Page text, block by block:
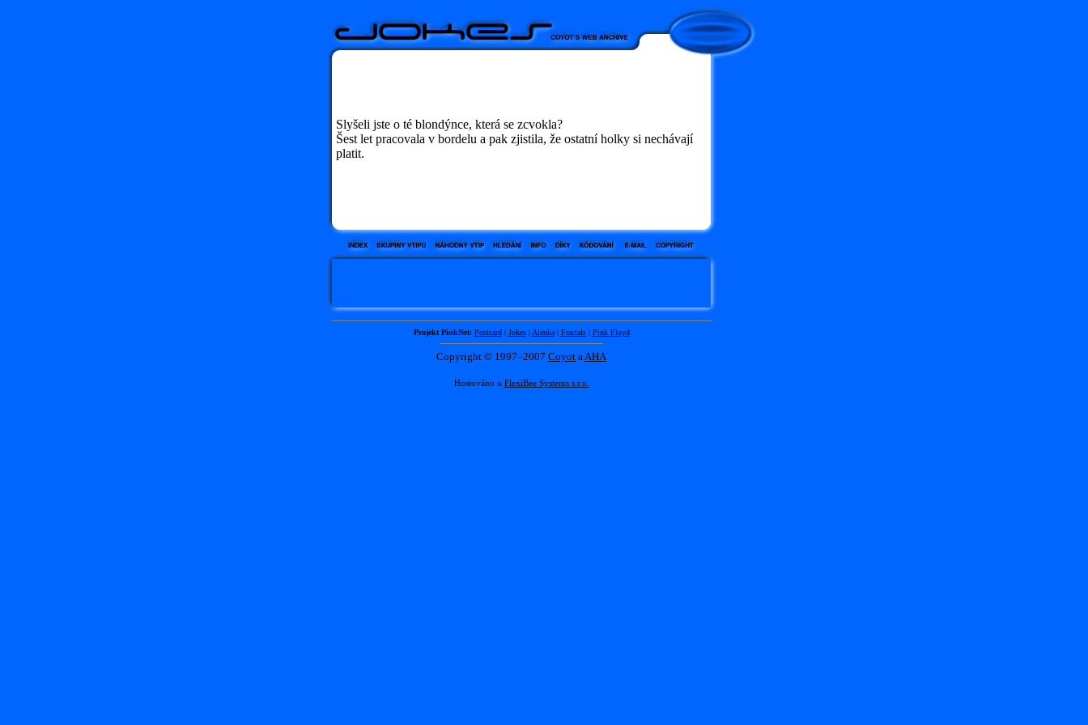
Slyšeli jste o té blondýnce, která se zcvokla?
Šest let pracovala v bordelu a pak zjistila, že ostatní holky si nechávají
platit.
Projekt PinkNet: Postcard| Jokes| Alenka| Fractals| Pink Floyd
Copyright © 1997–2007 Coyot aAHA
Hostováno u FlexiBee Systems s.r.o.